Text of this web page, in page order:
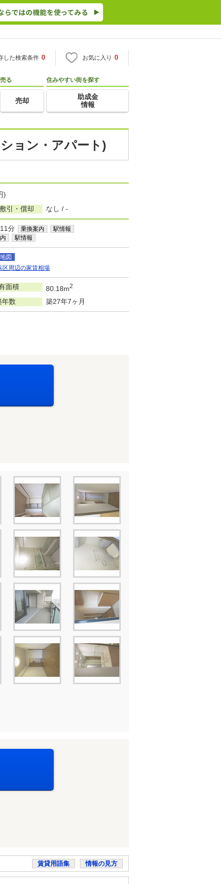
した検索条件 0 お気に入り 0
売る
売却
住みやすい街を探す
助成金
情報
ョン・アパート)
)
引・償却 なし / -
分 乗換案内 駅情報
駅情報
図
区周辺の家賃相場
面積 80.18m2
年数 築27年7ヶ月
賃貸用語集 情報の見方